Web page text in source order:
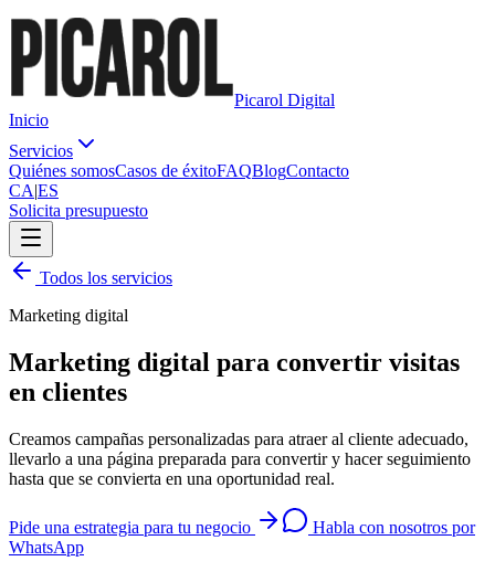
Picarol Digital
Inicio
Servicios
Quiénes somosCasos de éxitoFAQBlogContacto
CA|ES
Solicita presupuesto
Todos los servicios
Marketing digital
Marketing digital para convertir visitas
en clientes
Creamos campañas personalizadas para atraer al cliente adecuado,
llevarlo a una página preparada para convertir y hacer seguimiento
hasta que se convierta en una oportunidad real.
Pide una estrategia para tu negocio
Habla con nosotros por
WhatsApp